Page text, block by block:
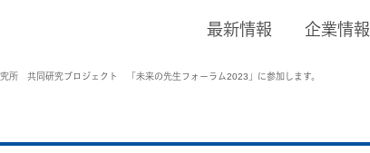
最新情報 企業情報
所 共同研究プロジェクト 「未来の先生フォーラム2023」に参加します。